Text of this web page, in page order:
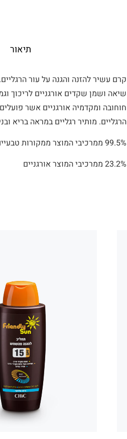
תיאור
קרם עשיר להזנה והגנה על עור
שיאה ושמן שקדים אורגניים לריכוך
חוחובה ומקדמיה אורגניים אשר
הרגליים. מותיר רגליים במראה בריא
99.5% ממרכיבי המוצר ממקורות טבעיים
23.2% ממרכיבי המוצר אורגניים